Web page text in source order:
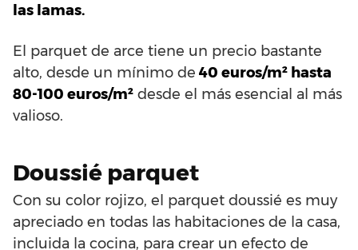
las lamas.
El parquet de arce tiene un precio bastante
alto, desde un mínimo de 40 euros/m² hasta
80-100 euros/m² desde el más esencial al más
valioso.
Doussié parquet
Con su color rojizo, el parquet doussié es muy
apreciado en todas las habitaciones de la casa,
incluida la cocina, para crear un efecto de